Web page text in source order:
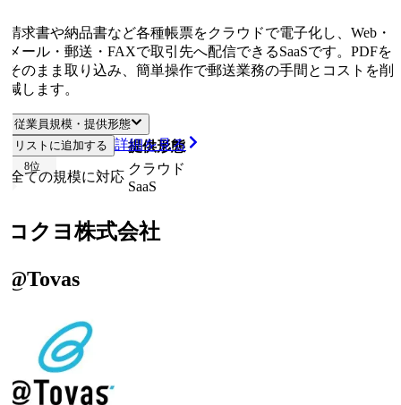
求書や納品書など各種帳票をクラウドで電子化し、Web・
ール・郵送・FAXで取引先へ配信できるSaaSです。PDFを
のまま取り込み、簡単操作で郵送業務の手間とコストを削
します。
従業員規模・提供形態
従業員規模
提供形態
ての規模に対応
クラウド
SaaS
リストに追加する 詳細を見る
位
クヨ株式会社